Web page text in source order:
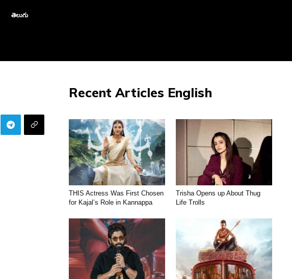
తెలుగు
Recent Articles English
THIS Actress Was First Chosen
for Kajal’s Role in Kannappa
Trisha Opens up About Thug
Life Trolls